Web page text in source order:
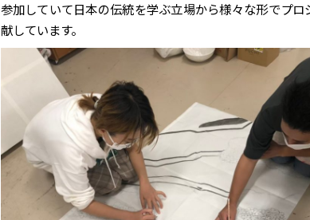
参加していて日本の伝統を学ぶ立場から様々な形でプロ
献しています。